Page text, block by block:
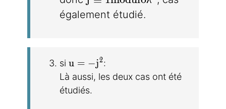
également étudié.
si u = -j^2
u = −j2:
Là aussi, les deux cas ont été
étudiés.